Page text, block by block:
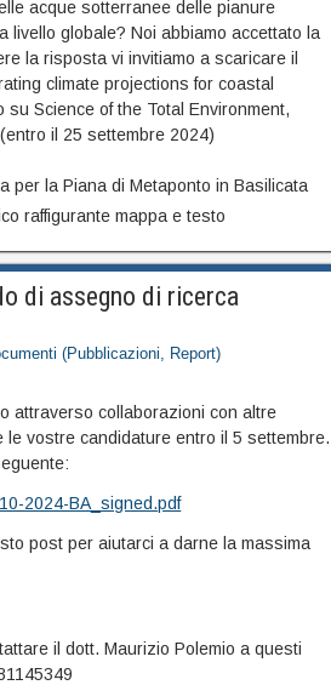
acque sotterranee delle pianure
livello globale? Noi abbiamo accettato la
la risposta vi invitiamo a scaricare il
climate projections for coastal
su Science of the Total Environment,
il 25 settembre 2024)
per la Piana di Metaponto in Basilicata
di assegno di ricerca
(Pubblicazioni, Report)
attraverso collaborazioni con altre
vostre candidature entro il 5 settembre.
2024-BA_signed.pdf
post per aiutarci a darne la massima
il dott. Maurizio Polemio a questi